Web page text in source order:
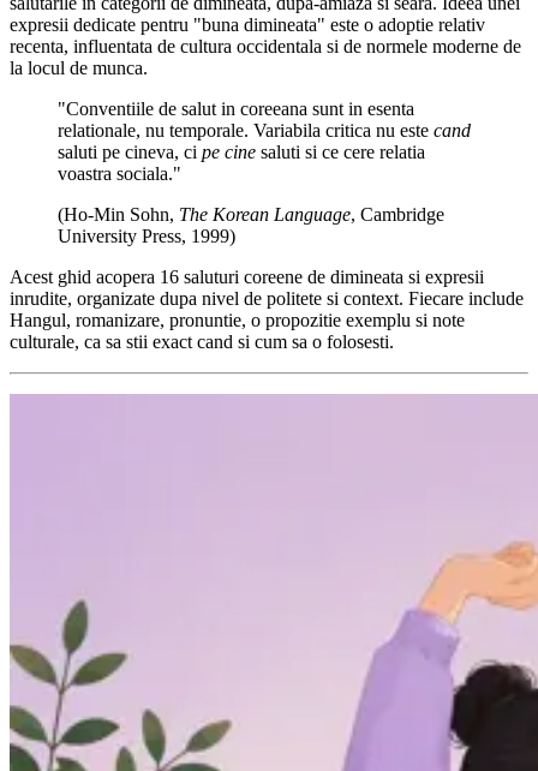
expresii dedicate pentru "buna dimineata" este o adoptie relativ
recenta, influentata de cultura occidentala si de normele moderne de
la locul de munca.
"Conventiile de salut in coreeana sunt in esenta
relationale, nu temporale. Variabila critica nu este cand
saluti pe cineva, ci pe cine saluti si ce cere relatia
voastra sociala."
(Ho-Min Sohn, The Korean Language, Cambridge
University Press, 1999)
Acest ghid acopera 16 saluturi coreene de dimineata si expresii
inrudite, organizate dupa nivel de politete si context. Fiecare include
Hangul, romanizare, pronuntie, o propozitie exemplu si note
culturale, ca sa stii exact cand si cum sa o folosesti.